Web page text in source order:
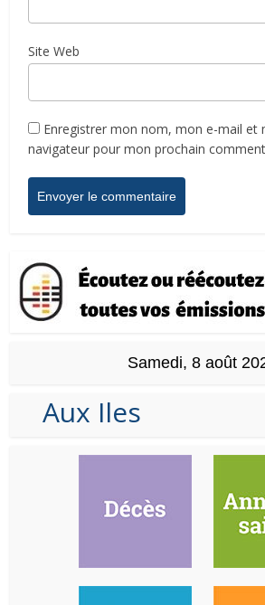
Site Web
Enregistrer mon nom, mon e-mail et
navigateur pour mon prochain
Samedi, 8 août
Aux Iles